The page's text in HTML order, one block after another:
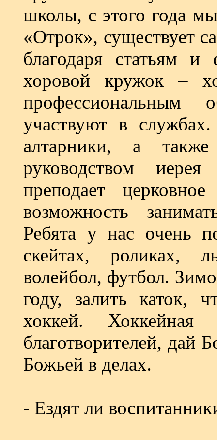
школы, с этого года
«Отрок», существует
благодаря статьям и
хоровой кружок –
профессиональным
участвуют в
алтарники, а
руководством
преподает
возможность
Ребята у нас очень
скейтах, роликах,
волейбол, футбол.
году, залить каток,
хоккей.
благотворителей, дай
Божьей в делах.
- Ездят ли